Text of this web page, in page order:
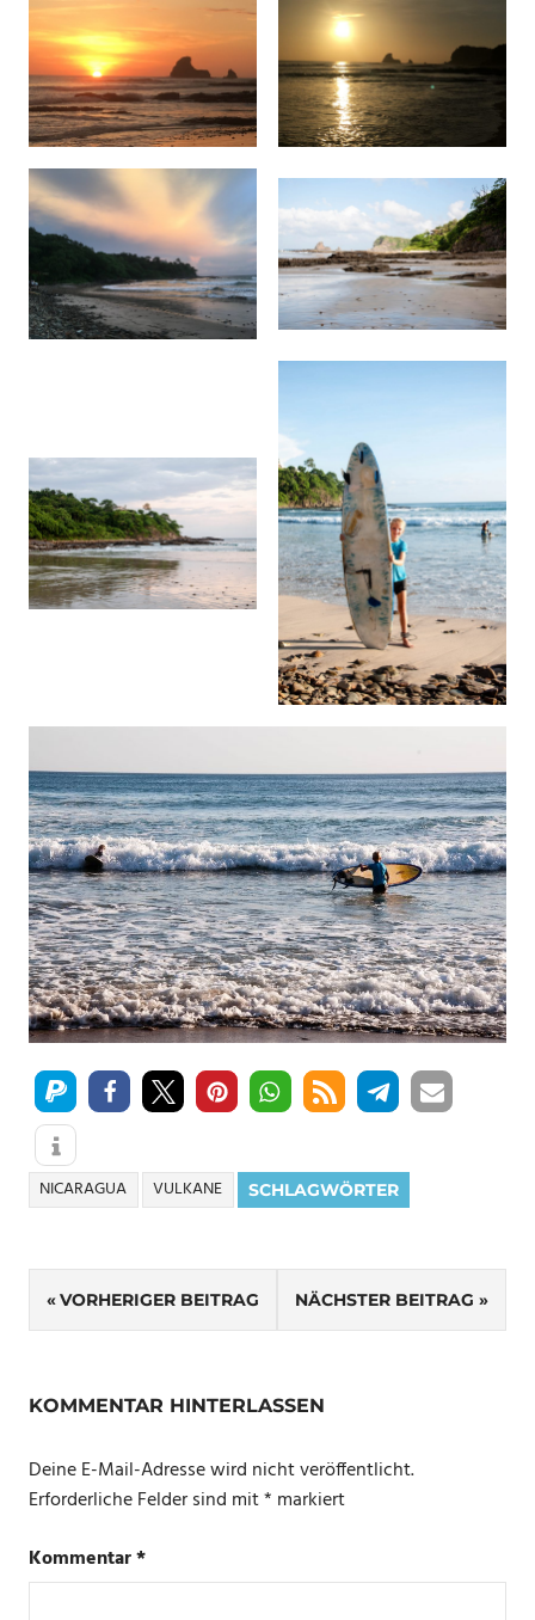
SCHLAGWÖRTER
NICARAGUA VULKANE
Beitragsnavigation
VORHERIGER BEITRAG NÄCHSTER BEITRAG
KOMMENTAR HINTERLASSEN
Deine E-Mail-Adresse wird nicht veröffentlicht.
Erforderliche Felder sind mit* markiert
Kommentar*